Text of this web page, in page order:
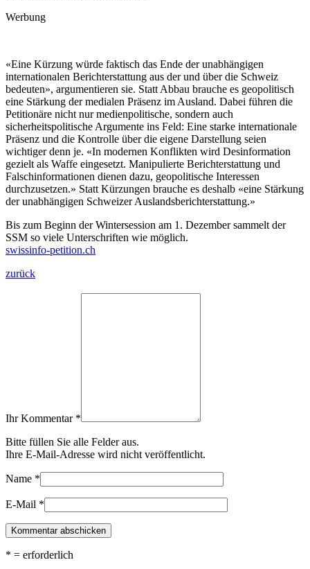
Werbung
«Eine Kürzung würde faktisch das Ende der unabhängigen
internationalen Berichterstattung aus der und über die Schweiz
bedeuten», argumentieren sie. Statt Abbau brauche es geopolitisch
eine Stärkung der medialen Präsenz im Ausland. Dabei führen die
Petitionäre nicht nur medienpolitische, sondern auch
sicherheitspolitische Argumente ins Feld: Eine starke internationale
Präsenz und die Kontrolle über die eigene Darstellung seien
wichtiger denn je. «In modernen Konflikten wird Desinformation
gezielt als Waffe eingesetzt. Manipulierte Berichterstattung und
Falschinformationen dienen dazu, geopolitische Interessen
durchzusetzen.» Statt Kürzungen brauche es deshalb «eine Stärkung
der unabhängigen Schweizer Auslandsberichterstattung.»
Bis zum Beginn der Wintersession am 1. Dezember sammelt der
SSM so viele Unterschriften wie möglich.
swissinfo-petition.ch
zurück
Ihr Kommentar *
Bitte füllen Sie alle Felder aus.
Ihre E-Mail-Adresse wird nicht veröffentlicht.
Name *
E-Mail *
* = erforderlich